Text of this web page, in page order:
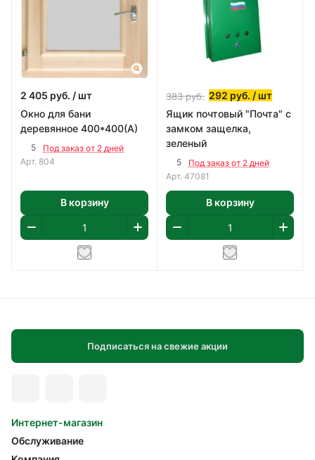
2 405 руб. / шт
Окно для бани
деревянное 400*400(А)
5
Под заказ от 2 дней
Арт. 804
В корзину
383руб. 292 руб. / шт
Ящик почтовый "Почта" с
замком защелка,
зеленый
5
Под заказ от 2 дней
Арт. 47081
В корзину
Подписаться на свежие акции
Интернет-магазин
Обслуживание